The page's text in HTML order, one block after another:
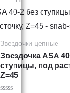
Звездочки цепные
Звездочка ASA
ступицы, под
Z=45